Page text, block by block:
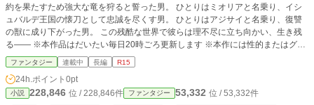
約を果たすため強大な竜を狩ると誓った男。 ひとりはミオリアと名乗り、イシ
ュバルデ王国の懐刀として忠誠を尽くす男。 ひとりはアジサイと名乗り、復讐
の獣に成り下がった男。 この残酷な世界で彼らは理不尽に立ち向かい、生き残
る―― ※本作品はだいたい毎日20時ごろ更新します ※本作には性的またはグロ
テスクな表現が含まれます
ファンタジー 連載中 長編 R15
24h.ポイント 0pt
小説 228,846 位 / 228,846件 ファンタジー 53,332 位 / 53,332件